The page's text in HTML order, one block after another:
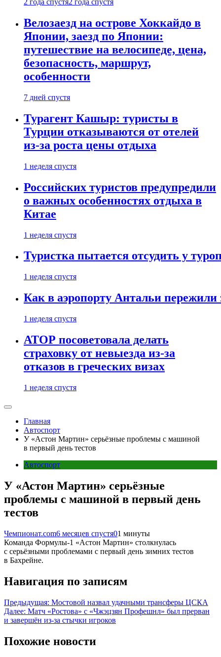
2 года спустя2 года спустя
Велозаезд на острове Хоккайдо в
Японии, заезд по Японии:
путешествие на велосипеде, цена,
безопасность, маршрут,
особенности
7 дней спустя
Турагент Кашыр: туристы в
Турции отказываются от отелей
из-за роста цены отдыха
1 неделя спустя
Российских туристов предупредили
о важных особенностях отдыха в
Китае
1 неделя спустя
Туристка пытается отсудить у
1 неделя спустя
Как в аэропорту Антальи
1 неделя спустя
АТОР посоветовала делать
страховку от невыезда из-за
отказов в греческих визах
1 неделя спустя
Главная
Автоспорт
У «Астон Мартин» серьёзные проблемы с машиной
в первый день тестов
Автоспорт
У «Астон Мартин» серьёзные
проблемы с машиной в первый день
тестов
Чемпионат.com6 месяцев спустя01 минуты
Команда Формулы-1 «Астон Мартин» столкнулась
с серьёзными проблемами с первый день зимних тестов
в Бахрейне.
Навигация по записям
Предыдущая: Мостовой назвал удачными трансферы ЦСКА
Далее: Матч «Ростова» с «Чжэцзян Профешнл» был прерван
и завершён из-за стычки игроков
Похожие новости